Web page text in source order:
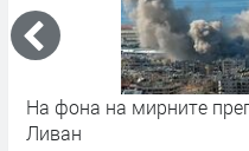
На фона на мирните
Ливан